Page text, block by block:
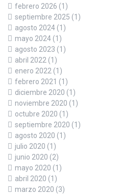
febrero 2026 (1)
septiembre 2025 (1)
agosto 2024 (1)
mayo 2024 (1)
agosto 2023 (1)
abril 2022 (1)
enero 2022 (1)
febrero 2021 (1)
diciembre 2020 (1)
noviembre 2020 (1)
octubre 2020 (1)
septiembre 2020 (1)
agosto 2020 (1)
julio 2020 (1)
junio 2020 (2)
mayo 2020 (1)
abril 2020 (1)
marzo 2020 (3)